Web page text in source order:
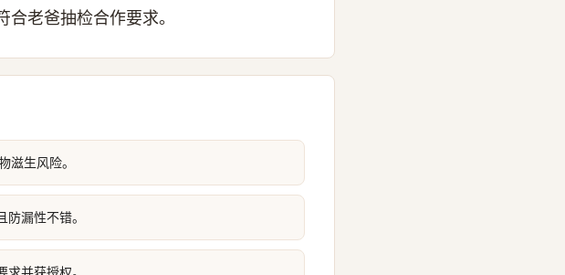
老爸抽检合作要求。
滋生风险。
漏性不错。
并获授权。